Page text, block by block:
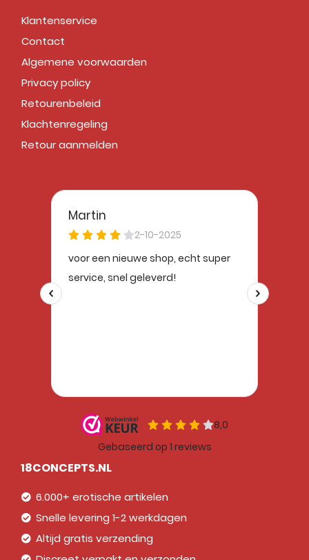
Klantenservice
Contact
Algemene voorwaarden
Privacy policy
Retourenbeleid
Klachtenregeling
Retour aanmelden
18CONCEPTS.NL
6.000+ erotische artikelen
Snelle levering 1-2 werkdagen
Altijd gratis verzending